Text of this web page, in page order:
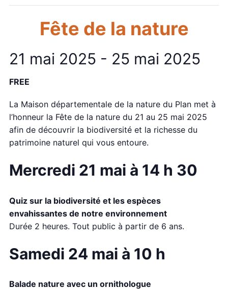
Fête de la nature
21 mai 2025 - 25 mai 2025
FREE
La Maison départementale de la nature du Plan met à
l’honneur la Fête de la nature du 21 au 25 mai 2025
afin de découvrir la biodiversité et la richesse du
patrimoine naturel qui vous entoure.
Mercredi 21 mai à 14 h 30
Quiz sur la biodiversité et les espèces
envahissantes de notre environnement
Durée 2 heures. Tout public à partir de 6 ans.
Samedi 24 mai à 10 h
Balade nature avec un ornithologue